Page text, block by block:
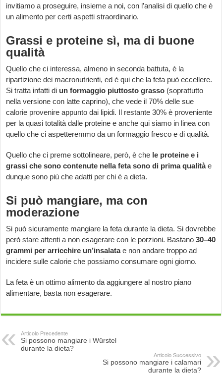
invitiamo a proseguire, insieme a noi, con l’analisi di quello che è
un alimento per certi aspetti straordinario.
Grassi e proteine sì, ma di buone
qualità
Quello che ci interessa, almeno in seconda battuta, è la
ripartizione dei macronutrienti, ed è qui che la feta può eccellere.
Si tratta infatti di un formaggio piuttosto grasso (soprattutto
nella versione con latte caprino), che vede il 70% delle sue
calorie provenire appunto dai lipidi. Il restante 30% è proveniente
per la quasi totalità dalle proteine e anche qui siamo in linea con
quello che ci aspetteremmo da un formaggio fresco e di qualità.
Quello che ci preme sottolineare, però, è che le proteine e i
grassi che sono contenute nella feta sono di prima qualitàe
dunque sono più che adatti per chi è a dieta.
Si può mangiare, ma con
moderazione
Si può sicuramente mangiare la feta durante la dieta. Si dovrebbe
però stare attenti a non esagerare con le porzioni. Bastano30–40
grammi per arricchire un’insalatae non andare troppo ad
incidere sulle calorie che possiamo consumare ogni giorno.
La feta è un ottimo alimento da aggiungere al nostro piano
alimentare, basta non esagerare.
Articolo Precedente
Si possono mangiare i Würstel
durante la dieta?
Articolo Successivo
Si possono mangiare i calamari
durante la dieta?